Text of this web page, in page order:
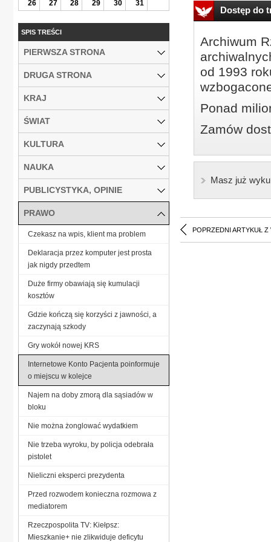
Dostęp do
Archiwum
od 1993
Ponad
Zamów
Masz już
POPRZEDNI ARTYKUŁ Z
26
27 28 29 30 31
SPIS TREŚCI
PIERWSZA STRONA
DRUGA STRONA
KRAJ
ŚWIAT
KULTURA
NAUKA
PUBLICYSTYKA, OPINIE
PRAWO
Czekasz na wpis, klient ma problem
Deklaracja przez komputer jest prosta
jak nigdy przedtem
Duże firmy obawiają się kumulacji
kosztów
Gdzie kończą się korzyści z jawności, a
zaczynają szkody
Gry wokół nowej KRS
Internetowe Konto Pacjenta poinformuje
o miejscu w kolejce
Najem na doby zmorą dla sąsiadów w
bloku
Nie można żonglować wydatkiem
Nie trzeba wyroku, by policja odebrała
pistolet
Nieliczni eksperci prezydenta
Przed rozwodem konieczna rozmowa z
mediatorem
Rzeczpospolita TV: Kiełpsz:
Mieszkanie+ nie zlikwiduje deficytu